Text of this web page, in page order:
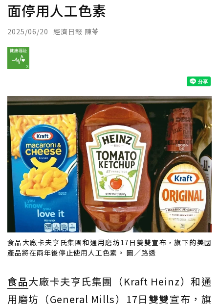
面停用人工色素
2025/06/20 經濟日報 陳苓
食品大廠卡夫亨氏集團和通用磨坊17日雙雙宣布，旗下的美國
產品將在兩年後停止使用人工色素。 圖／路透
食品大廠卡夫亨氏集團（Kraft Heinz）和通
用磨坊（General Mills）17日雙雙宣布，旗